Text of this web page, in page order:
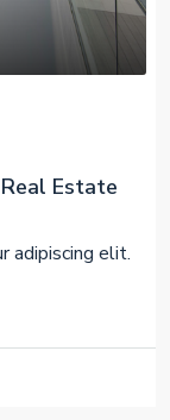
Estate
adipiscing elit.